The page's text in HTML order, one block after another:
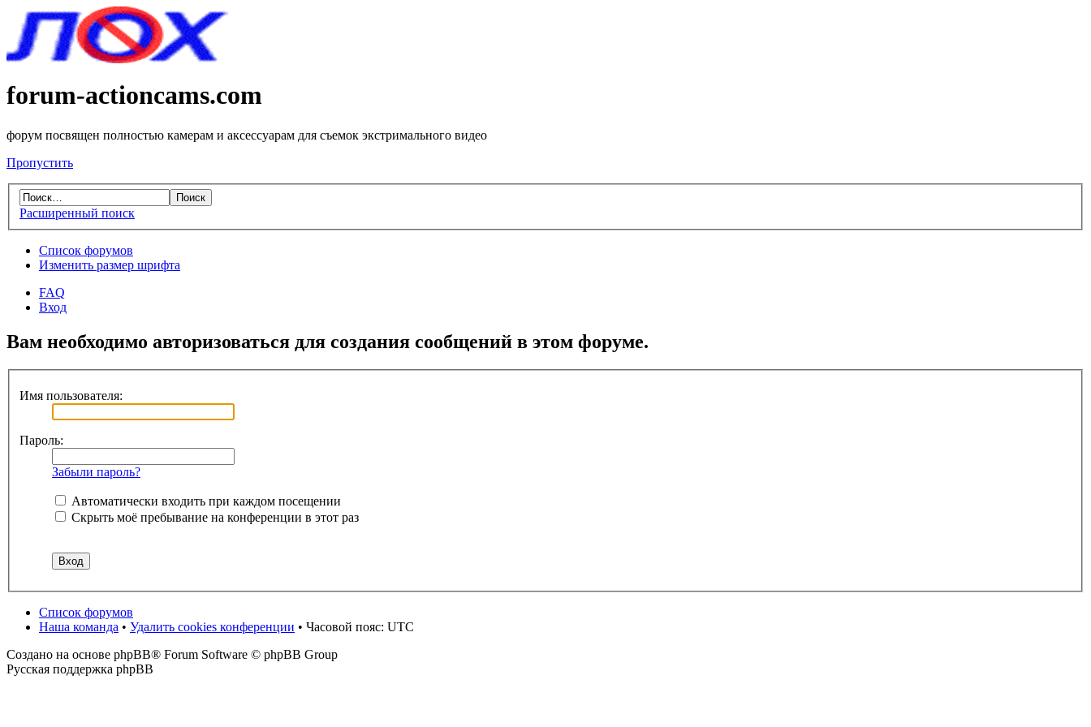
forum-actioncams.com
форум посвящен полностью камерам и аксессуарам для съемок экстримального видео
Пропустить
Расширенный поиск
Список форумов
Изменить размер шрифта
FAQ
Вход
Вам необходимо авторизоваться для создания сообщений в этом форуме.
Имя пользователя:
Пароль:
Забыли пароль?
Автоматически входить при каждом посещении
Скрыть моё пребывание на конференции в этот раз
Список форумов
Наша команда • Удалить cookies конференции • Часовой пояс: UTC
Создано на основе phpBB® Forum Software © phpBB Group
Русская поддержка phpBB